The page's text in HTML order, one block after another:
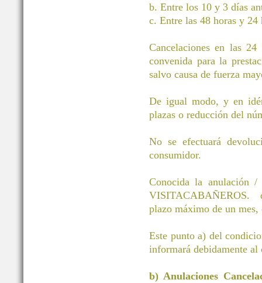
b. Entre los 10 y 3 días
c. Entre las 48 horas y
Cancelaciones en las
convenida para la
salvo causa de fuerza
De igual modo, y en
plazas o reducción del
No se efectuará
consumidor.
Conocida la anulación
VISITACABAÑEROS.
plazo máximo de un
Este punto a) del
informará debidamente
b) Anulaciones